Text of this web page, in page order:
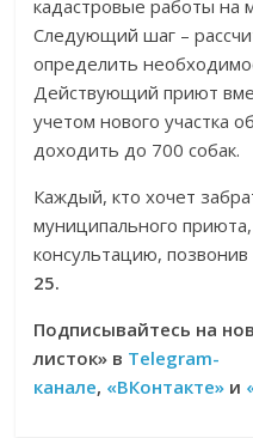
кадастровые работы на
Следующий шаг –
определить
Действующий приют
учетом нового участка
доходить до 700 собак.
Каждый, кто хочет
муниципального
консультацию,
25.
Подписывайтесь на
листок» в Telegram-
канале, «ВКонтакте» и